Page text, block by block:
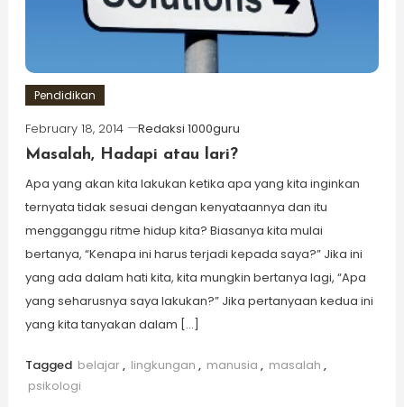
Pendidikan
February 18, 2014
Redaksi 1000guru
Masalah, Hadapi atau lari?
Apa yang akan kita lakukan ketika apa yang kita inginkan
ternyata tidak sesuai dengan kenyataannya dan itu
mengganggu ritme hidup kita? Biasanya kita mulai
bertanya, “Kenapa ini harus terjadi kepada saya?” Jika ini
yang ada dalam hati kita, kita mungkin bertanya lagi, “Apa
yang seharusnya saya lakukan?” Jika pertanyaan kedua ini
yang kita tanyakan dalam […]
Tagged belajar, lingkungan , manusia , masalah ,
psikologi